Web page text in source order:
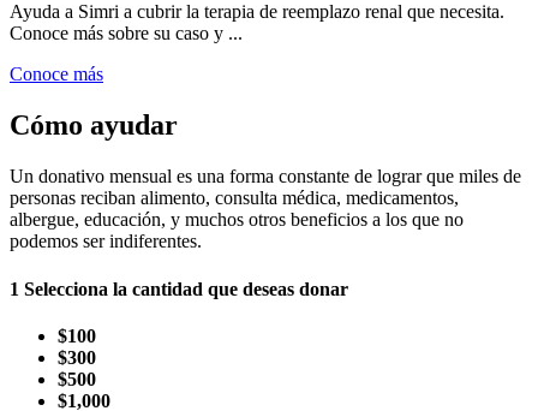
Ayuda a Simri a cubrir la terapia de reemplazo renal que necesita.
Conoce más sobre su caso y ...
Conoce más
Cómo ayudar
Un donativo mensual es una forma constante de lograr que miles de
personas reciban alimento, consulta médica, medicamentos,
albergue, educación, y muchos otros beneficios a los que no
podemos ser indiferentes.
1 Selecciona la cantidad que deseas donar
$100
$300
$500
$1,000